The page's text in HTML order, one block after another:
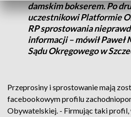
damskim bokserem. Po
uczestnikowi Platformie
RP sprostowania
informacji – mówił Paweł
Sądu Okręgowego w
Przeprosiny i sprostowanie mają
facebookowym profilu
Obywatelskiej. - Firmując taki profil,